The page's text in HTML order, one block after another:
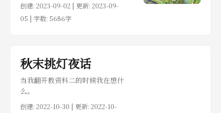
创建: 2023-09-02 | 更新: 2023-09-
05 | 字数: 5686字
秋末挑灯夜话
当我翻开教资科二的时候我在想什
么。
创建: 2022-10-30 | 更新: 2022-10-